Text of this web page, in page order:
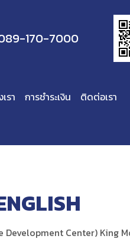
170-7000
รา การชำระเงิน
ติดต่อเรา
Center) King